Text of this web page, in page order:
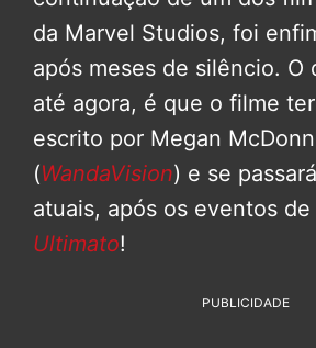
da Marvel Studios, foi
após meses de silêncio. O
até agora, é que o filme
escrito por Megan
(WandaVision) e se
atuais, após os eventos de
Ultimato!
PUBLICIDADE